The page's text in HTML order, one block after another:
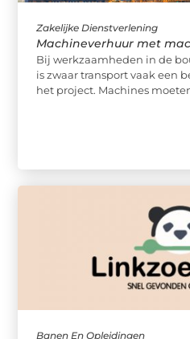
Zakelijke Dienstverlening
Machineverhuur met
Bij werkzaamheden in de
is zwaar transport vaak een
het project. Machines
Banen En Opleidingen